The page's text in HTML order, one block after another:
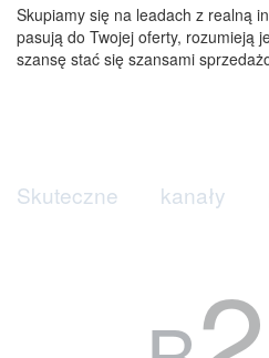
Skupiamy się na leadach z realną
pasują do Twojej oferty, rozumieją
szansę stać się szansami
Skuteczne kanały